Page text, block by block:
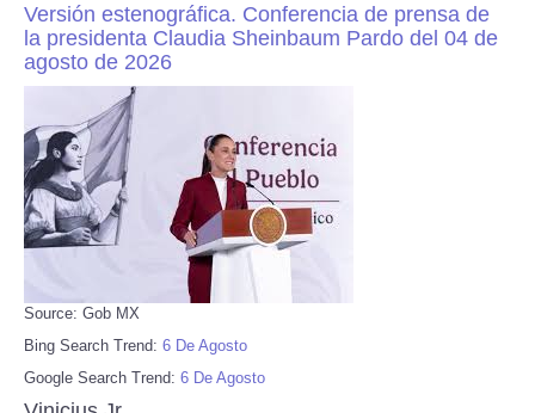
Versión estenográfica. Conferencia de prensa de
la presidenta Claudia Sheinbaum Pardo del 04 de
agosto de 2026
Source: Gob MX
Bing Search Trend: 6 De Agosto
Google Search Trend: 6 De Agosto